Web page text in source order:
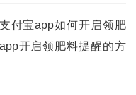
付宝app如何开启领肥
开启领肥料提醒的方